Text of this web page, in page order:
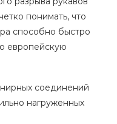
понимать, что
способно быстро
европейскую
соединений
нагруженных